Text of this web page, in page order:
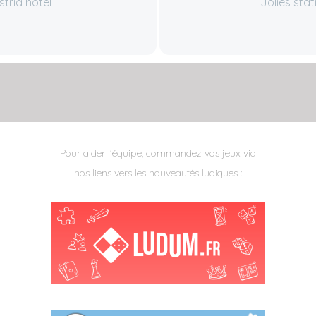
Pour aider l'équipe, commandez vos jeux via
nos liens vers les nouveautés ludiques :